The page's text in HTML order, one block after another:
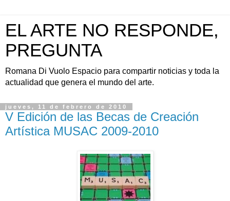
EL ARTE NO RESPONDE,
PREGUNTA
Romana Di Vuolo Espacio para compartir noticias y toda la
actualidad que genera el mundo del arte.
jueves, 11 de febrero de 2010
V Edición de las Becas de Creación
Artística MUSAC 2009-2010